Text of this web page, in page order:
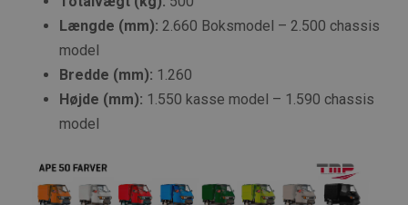
Længde (mm): 2.660 Boksmodel – 2.500 chassis
model
Bredde (mm): 1.260
Højde (mm): 1.550 kasse model – 1.590 chassis
model